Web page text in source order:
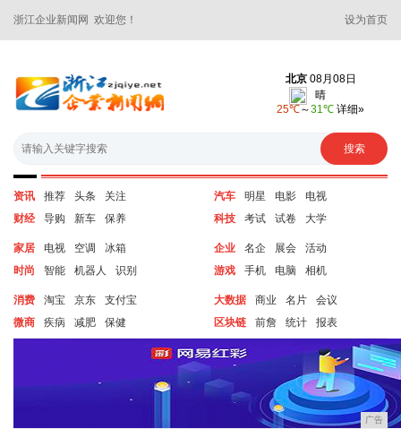
浙江企业新闻网 欢迎您！ 设为首页
资讯 推荐 头条
关注
财经
导购 新车 保养
汽车 明星 电影
电视
科技
考试 试卷 大学
家居 电视 空调
冰箱
时尚
智能 机器人 识别
企业 名企 展会
活动
游戏
手机 电脑 相机
消费 淘宝 京东
支付宝
微商
疾病 减肥 保健
大数据 商业 名片
会议
区块链
前詹 统计 报表
广告